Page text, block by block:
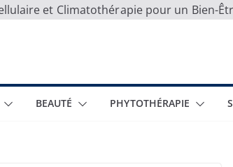
et Climatothérapie pour un Bien-
BEAUTÉ PHYTOTHÉRAPIE